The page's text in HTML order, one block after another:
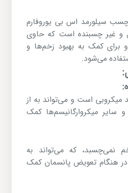
سیلورمد اس بی یوروفارم
و غیر چسبنده است که حاوی
برای کمک به بهبود زخم‌ها و
می‌شود.
است و می‌تواند به از
سایر میکروارگانیسم‌ها کمک
نمی‌چسبد، که می‌تواند به
هنگام تعویض پانسمان کمک